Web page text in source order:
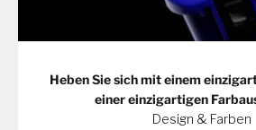
Heben Sie sich mit einem
einer einzigartigen
Design & Farben